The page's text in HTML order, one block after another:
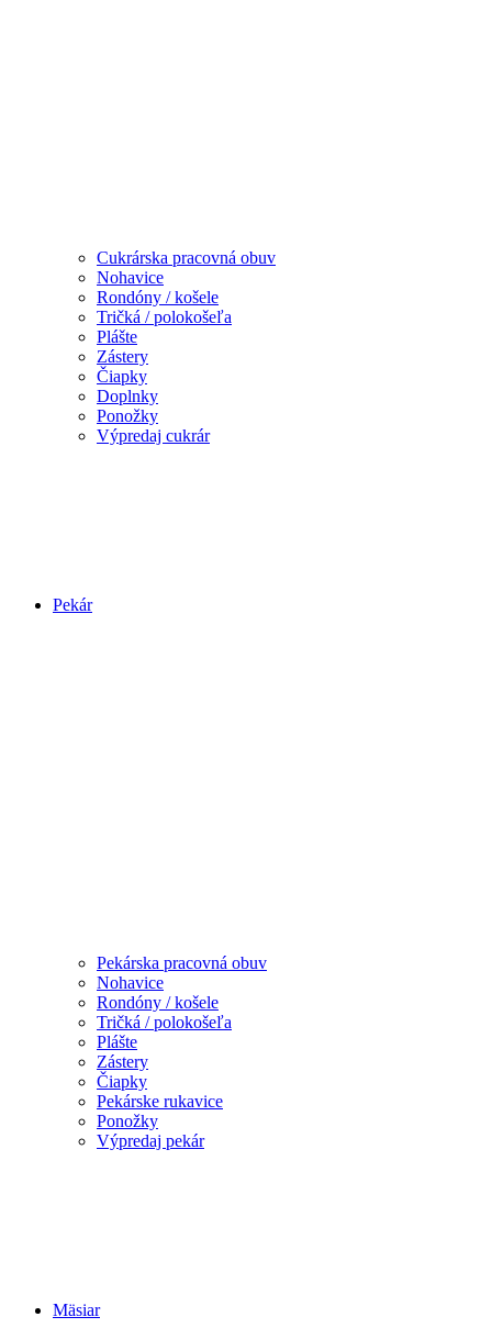
Cukrárska pracovná obuv
Nohavice
Rondóny / košele
Tričká / polokošeľa
Plášte
Zástery
Čiapky
Doplnky
Ponožky
Výpredaj cukrár
Pekár
Pekárska pracovná obuv
Nohavice
Rondóny / košele
Tričká / polokošeľa
Plášte
Zástery
Čiapky
Pekárske rukavice
Ponožky
Výpredaj pekár
Mäsiar